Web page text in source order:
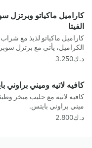
كاراميل ماكياتو وبرتزل
الفيتا
كاراميل ماكياتو لذيذ مع شراب
الكراميل، يأتي مع برتزل
يعلوه جبنة بارميزان مبشورة
كافيه لاتيه وميني براوني
كافيه لاتيه مع حليب مبخر
ميني براوني بايتس.